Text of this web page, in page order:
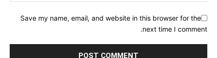
Save my name, email, and website in this browser for the
next time I comment.